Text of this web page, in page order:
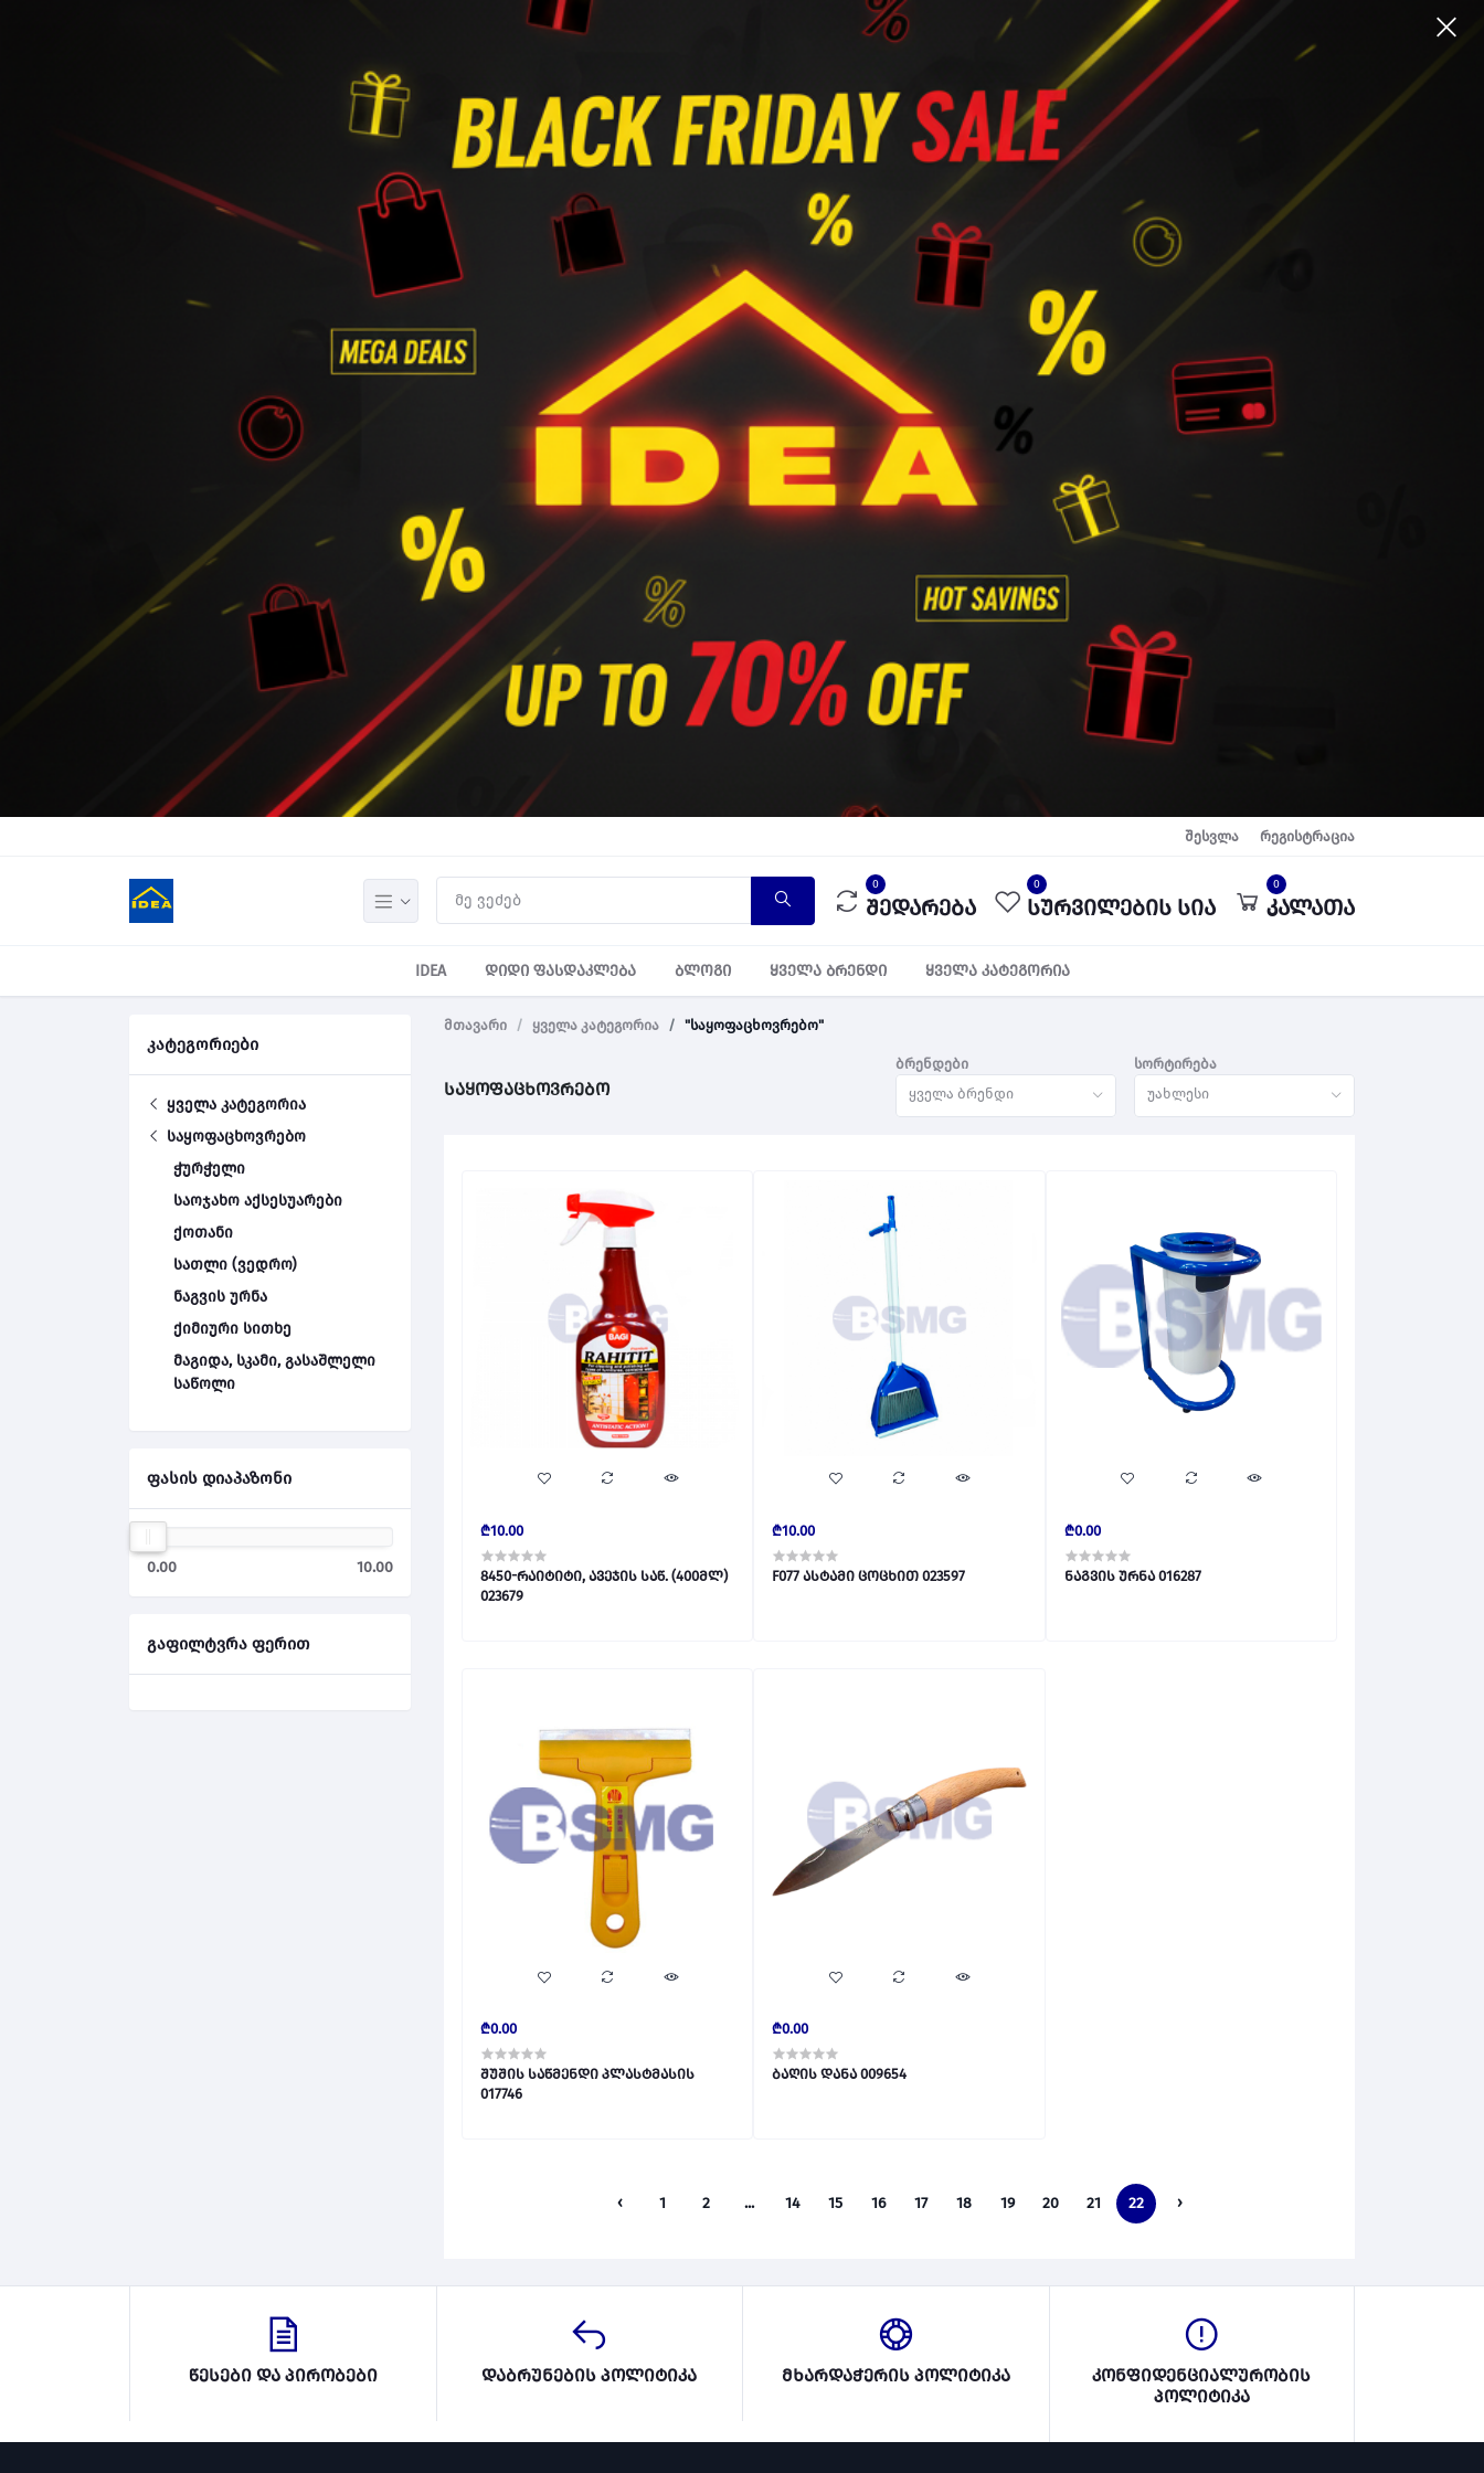
შესვლა რეგისტრაცია
0
შედარება
0
სურვილების სია
0
კალათა
IDEA დიდი ფასდაკლება ბლოგი ყველა ბრენდი ყველა კატეგორია
კატეგორიები
ყველა კატეგორია
საყოფაცხოვრებო
ჭურჭელი
საოჯახო აქსესუარები
ქოთანი
სათლი (ვედრო)
ნაგვის ურნა
ქიმიური სითხე
მაგიდა, სკამი, გასაშლელი
საწოლი
ფასის დიაპაზონი
0.00 10.00
გაფილტვრა ფერით
მთავარი ყველა კატეგორია "საყოფაცხოვრებო"
საყოფაცხოვრებო
ბრენდები
ყველა ბრენდი
სორტირება
უახლესი
₾10.00
8450-რაიტიტი, ავეჯის საწ. (400მლ)
023679
₾10.00
F077 ასტამი ცოცხით 023597
₾0.00
ნაგვის ურნა 016287
₾0.00
შუშის საწმენდი პლასტმასის
017746
₾0.00
ბაღის დანა 009654
‹ 1 2 ... 14 15 16 17 18 19 20 21 22 ›
წესები და პირობები დაბრუნების პოლიტიკა მხარდაჭერის პოლიტიკა
კონფიდენციალურობის
პოლიტიკა